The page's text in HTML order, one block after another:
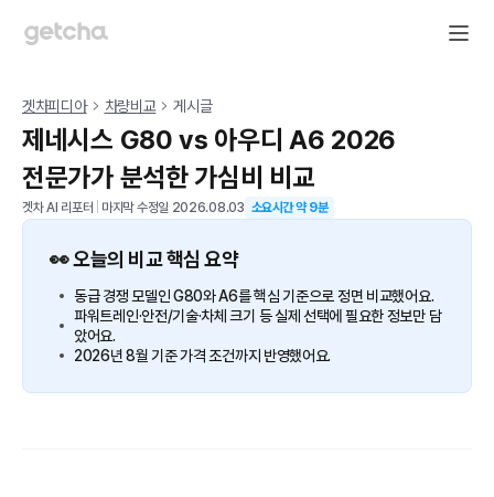
겟차피디아 차량비교 게시글
제네시스 G80 vs 아우디 A6 2026
전문가가 분석한 가심비 비교
겟차 AI 리포터 마지막 수정일 2026.08.03 소요시간 약9분
👀 오늘의 비교 핵심 요약
동급 경쟁 모델인 G80와 A6를 핵심 기준으로 정면 비교했어요.
파워트레인·안전/기술·차체 크기 등 실제 선택에 필요한 정보만 담
았어요.
2026년 8월 기준 가격 조건까지 반영했어요.